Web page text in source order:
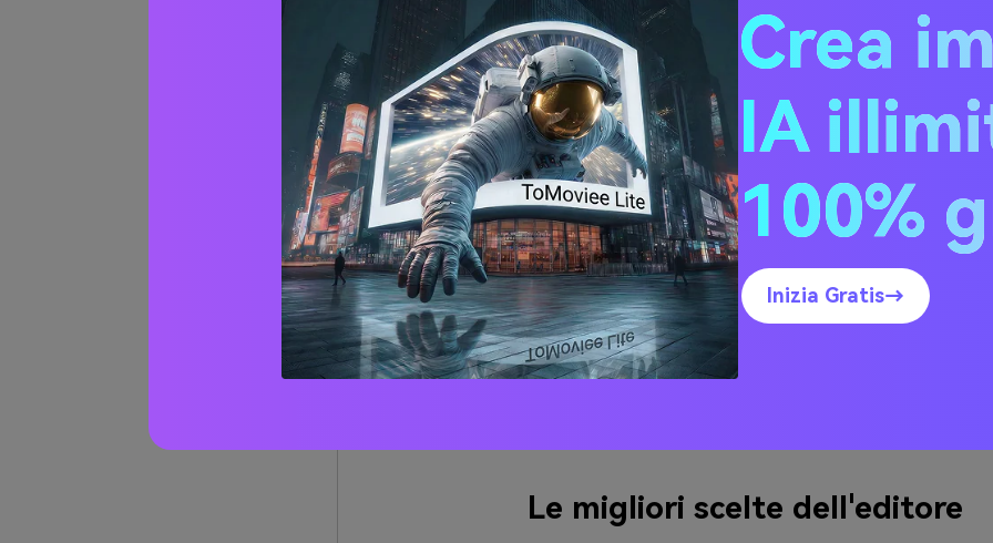
Il modo più rapido per sfocare o affilare i testi sulle immagini è sfruttare
artificiale. Questi strumenti utilizzano l'intelligenza artificiale per
e migliorare la chiarezza, rivelando testi precedentemente sfocati. I dieci
potentiMiglioratore di testo immagineGli strumenti elencati di seguito
appositamente progettati per questo scopo, quindi leggi e vedi quale ti
Parte 2: I migliori miglioratori di
per immagini AI per foto più
Le migliori scelte dell'editore
Crea
IA
100%
Inizia Gratis→